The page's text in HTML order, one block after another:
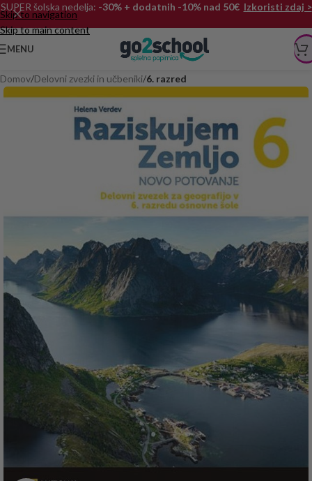
Skip to navigation
Skip to main content
SUPER šolska nedelja: -30% + dodatnih -10% nad 50€ Izkoristi zdaj >
MENU
Domov Delovni zvezki in učbeniki 6. razred